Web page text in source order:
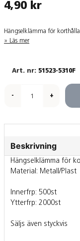
4,90 kr
Hängselklämma för
Läs mer
51523-5310F
- +
Beskrivning
Hängselklämma för
Material: Metall/Plast
Innerfrp: 500st
Ytterfrp: 2000st
Säljs även styckvis